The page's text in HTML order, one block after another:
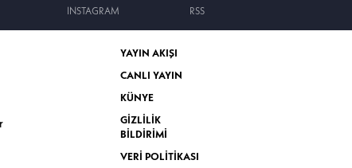
INSTAGRAM RSS
YAYIN AKIŞI
CANLI YAYIN
KÜNYE
GİZLİLİK
BİLDİRİMİ
VERİ POLİTİKASI